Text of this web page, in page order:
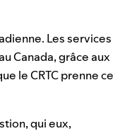
Les services
Canada, grâce aux
le CRTC prenne ce
qui eux,